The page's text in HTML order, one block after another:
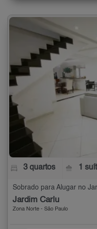
3 quartos 1
Sobrado para Alugar no
Jardim Carlu
Zona Norte - São Paulo